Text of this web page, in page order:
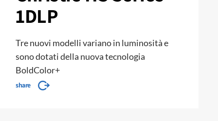
1DLP
Tre nuovi modelli variano in luminosità e
sono dotati della nuova tecnologia
BoldColor+
share